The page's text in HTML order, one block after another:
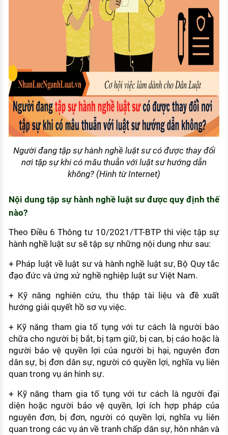
Người đang tập sự hành nghề luật sư có được thay đổi
nơi tập sự khi có mâu thuẫn với luật sư hướng dẫn
không? (Hình từ Internet)
Nội dung tập sự hành nghề luật sư được quy định thế
nào?
Theo Điều 6 Thông tư 10/2021/TT-BTP thì việc tập sự
hành nghề luật sư sẽ tập sự những nội dung như sau:
+ Pháp luật về luật sư và hành nghề luật sư, Bộ Quy tắc
đạo đức và ứng xử nghề nghiệp luật sư Việt Nam.
+ Kỹ năng nghiên cứu, thu thập tài liệu và đề xuất
hướng giải quyết hồ sơ vụ việc.
+ Kỹ năng tham gia tố tụng với tư cách là người bào
chữa cho người bị bắt, bị tạm giữ, bị can, bị cáo hoặc là
người bảo vệ quyền lợi của người bị hại, nguyên đơn
dân sự, bị đơn dân sự, người có quyền lợi, nghĩa vụ liên
quan trong vụ án hình sự.
+ Kỹ năng tham gia tố tụng với tư cách là người đại
diện hoặc người bảo vệ quyền, lợi ích hợp pháp của
nguyên đơn, bị đơn, người có quyền lợi, nghĩa vụ liên
quan trong các vụ án về tranh chấp dân sự, hôn nhân và